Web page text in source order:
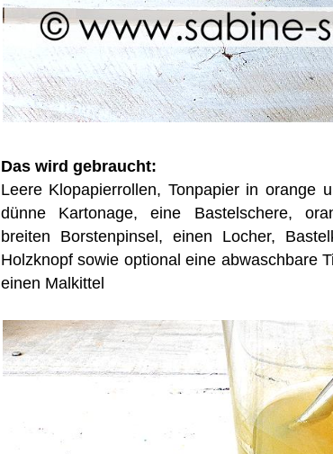
Das wird gebraucht:
Leere Klopapierrollen, Tonpapier in orange
dünne Kartonage, eine Bastelschere,
breiten Borstenpinsel, einen Locher,
Holzknopf sowie optional eine abwaschbare
einen Malkittel